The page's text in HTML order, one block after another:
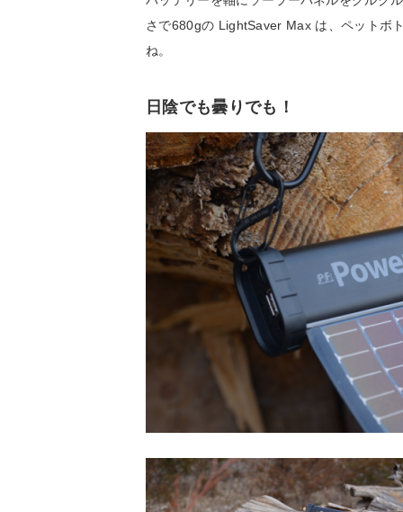
さで680gの LightSaver Max は、ペットボ
ね。
日陰でも曇りでも！